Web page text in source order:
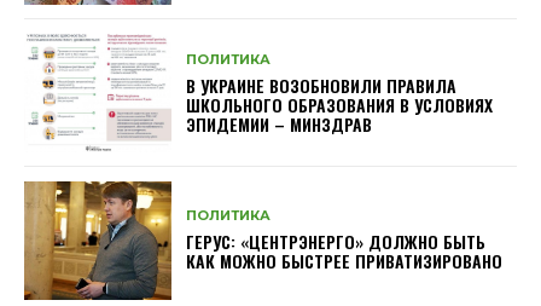
ПОЛИТИКА
В УКРАИНЕ ВОЗОБНОВИЛИ ПРАВИЛА
ШКОЛЬНОГО ОБРАЗОВАНИЯ В УСЛОВИЯХ
ЭПИДЕМИИ – МИНЗДРАВ
ПОЛИТИКА
ГЕРУС: «ЦЕНТРЭНЕРГО» ДОЛЖНО БЫТЬ
КАК МОЖНО БЫСТРЕЕ ПРИВАТИЗИРОВАНО